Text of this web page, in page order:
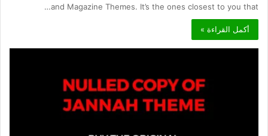
and Magazine Themes. It’s the ones closest to you that…
أكمل القراءة »